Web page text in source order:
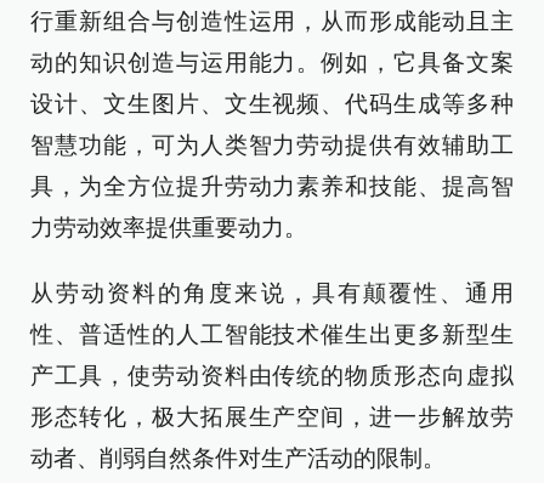
行重新组合与创造性运用，从而形成能动且主
动的知识创造与运用能力。例如，它具备文案
设计、文生图片、文生视频、代码生成等多种
智慧功能，可为人类智力劳动提供有效辅助工
具，为全方位提升劳动力素养和技能、提高智
力劳动效率提供重要动力。
从劳动资料的角度来说，具有颠覆性、通用
性、普适性的人工智能技术催生出更多新型生
产工具，使劳动资料由传统的物质形态向虚拟
形态转化，极大拓展生产空间，进一步解放劳
动者、削弱自然条件对生产活动的限制。